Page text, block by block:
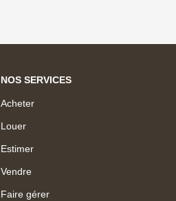
NOS SERVICES
Acheter
Louer
Estimer
Vendre
Faire gérer